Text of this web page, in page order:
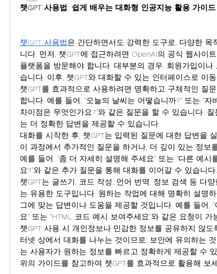
챗GPT 사용법: 쉽게 배우는 대화형 인공지능 활용 가이드
챗GPT 사용법은 간단하면서도 강력한 도구로, 다양한 목
니다. 먼저, 챗GPT에 접근하려면 OpenAI의 공식 웹사이
플랫폼을 방문해야 합니다. 대부분의 경우, 회원가입이
습니다. 이후, 챗GPT와 대화할 수 있는 인터페이스로 이
챗GPT를 효과적으로 사용하려면 명확하고 구체적인 질
합니다. 예를 들어, "오늘의 날씨는 어떻습니까?" 또는 "자
차이점은 무엇인가요?"와 같은 질문을 할 수 있습니다.
는 더 정확한 답변을 제공할 수 있습니다.
대화를 시작한 후, 챗GPT는 입력된 질문에 대한 답변을
이 과정에서 추가적인 질문을 하거나, 더 깊이 있는 정보
예를 들어, "좀 더 자세히 설명해 주세요" 또는 "다른 예시
요?"와 같은 추가 질문을 통해 대화를 이어갈 수 있습니다.
챗GPT는 글쓰기, 코드 작성, 언어 번역, 정보 검색 등 다
는 유용한 도구입니다. 원하는 작업에 대해 명확히 설명
그에 맞는 답변이나 도움을 제공할 것입니다. 예를 들어,
요" 또는 "HTML 코드 예시 보여주세요"와 같은 요청이 가
챗GPT 사용 시 개인정보나 민감한 정보를 공유하지 않
터넷 상에서 대화를 나누는 것이므로, 보안에 유의하는
는 사용자가 원하는 정보를 빠르고 정확하게 제공할 수
위의 가이드를 참고하여 챗GPT를 효과적으로 활용해 보